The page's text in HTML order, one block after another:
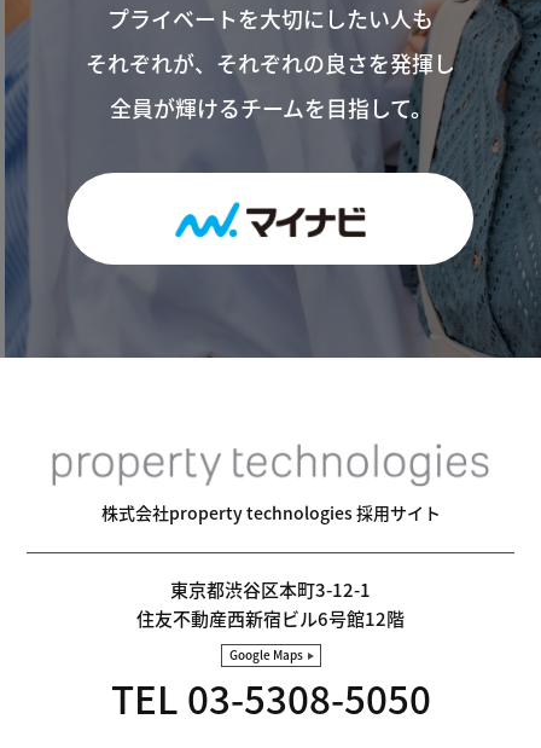
プライベートを大切にしたい人も
それぞれが、それぞれの良さを発揮し
全員が輝けるチームを目指して。
株式会社property technologies 採用サイト
東京都渋谷区本町3-12-1
住友不動産西新宿ビル6号館12階
Google Maps
TEL 03-5308-5050